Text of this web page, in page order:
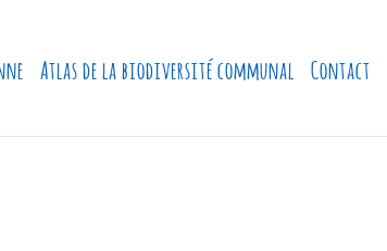
Atlas de la biodiversité communal Contact